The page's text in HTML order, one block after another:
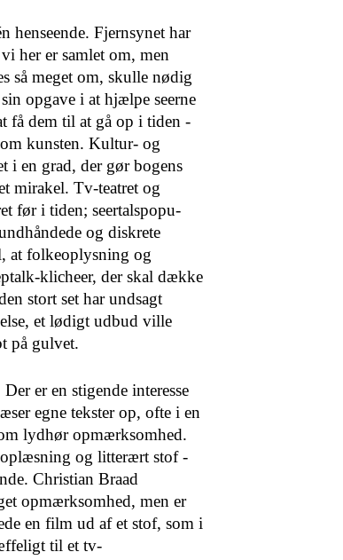
henseende. Fjernsynet har
her er samlet om, men
så meget om, skulle nødig
opgave i at hjælpe seerne
få dem til at gå op i tiden -
kunsten. Kultur- og
i en grad, der gør bogens
mirakel. Tv-teatret og
før i tiden; seertalspopu­
og diskrete
at fol­keoplysning og
klicheer, der skal dække
stort set har undsagt
et lødigt udbud ville
på gulvet.
er en sti­gende interesse
egne tekster op, ofte i en
lydhør opmærksomhed.
oplæsning og litterært stof -
Christian Braad
op­mærksomhed, men er
en film ud af et stof, som i
til et tv-